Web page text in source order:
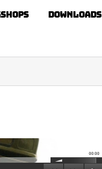
Downloads
00:00